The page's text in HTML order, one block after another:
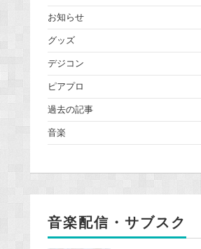
お知らせ
グッズ
デジコン
ピアプロ
過去の記事
音楽
音楽配信・サブスク